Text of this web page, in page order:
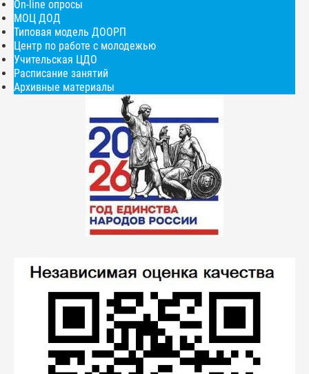
On-line опросы
МОЦ ДОД
Типовая модель ДООРП
Центр по работе с молодежью
Учительская ЦДО
Расписание занятий
Архивные материалы